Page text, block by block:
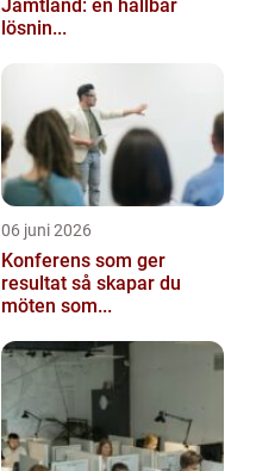
Jämtland: en hållbar
lösnin...
06 juni 2026
Konferens som ger
resultat så skapar du
möten som...